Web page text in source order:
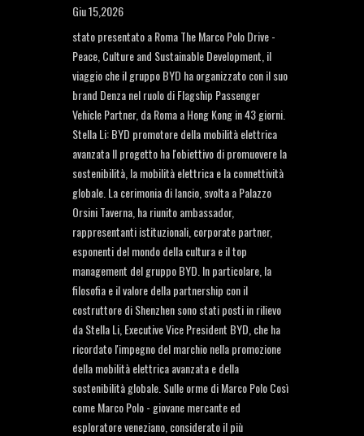
Giu 15,2026
stato presentato a Roma The Marco Polo Drive -
Peace, Culture and Sustainable Development, il
viaggio che il gruppo BYD ha organizzato con il suo
brand Denza nel ruolo di Flagship Passenger
Vehicle Partner, da Roma a Hong Kong in 43 giorni.
Stella Li: BYD promotore della mobilità elettrica
avanzata Il progetto ha l'obiettivo di promuovere la
sostenibilità, la mobilità elettrica e la connettività
globale. La cerimonia di lancio, svolta a Palazzo
Orsini Taverna, ha riunito ambassador,
rappresentanti istituzionali, corporate partner,
esponenti del mondo della cultura e il top
management del gruppo BYD. In particolare, la
filosofia e il valore della partnership con il
costruttore di Shenzhen sono stati posti in rilievo
da Stella Li, Executive Vice President BYD, che ha
ricordato l'impegno del marchio nella promozione
della mobilità elettrica avanzata e della
sostenibilità globale. Sulle orme di Marco Polo Così
come Marco Polo - giovane mercante ed
esploratore veneziano, considerato il più